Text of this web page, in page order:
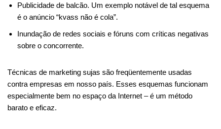
Publicidade de balcão. Um exemplo notável de tal esquema
é o anúncio “kvass não é cola”.
Inundação de redes sociais e fóruns com críticas negativas
sobre o concorrente.
Técnicas de marketing sujas são freqüentemente usadas
contra empresas em nosso país. Esses esquemas funcionam
especialmente bem no espaço da Internet – é um método
barato e eficaz.